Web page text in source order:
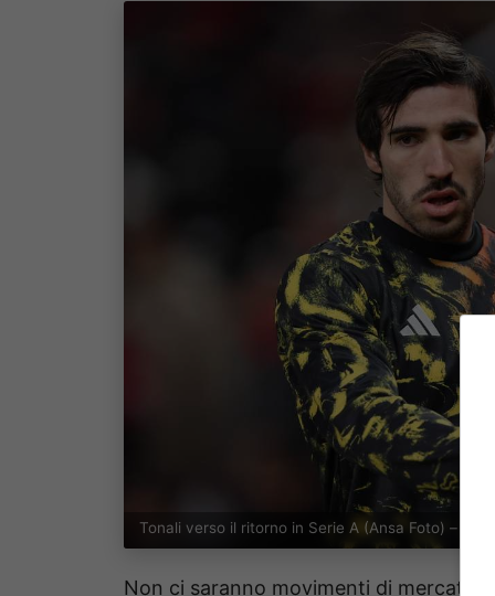
Tonali verso il ritorno in Serie A (Ansa Foto) –
Non ci saranno movimenti di mercato,